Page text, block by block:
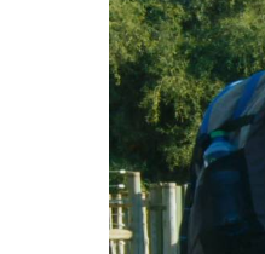
EDUCATIE